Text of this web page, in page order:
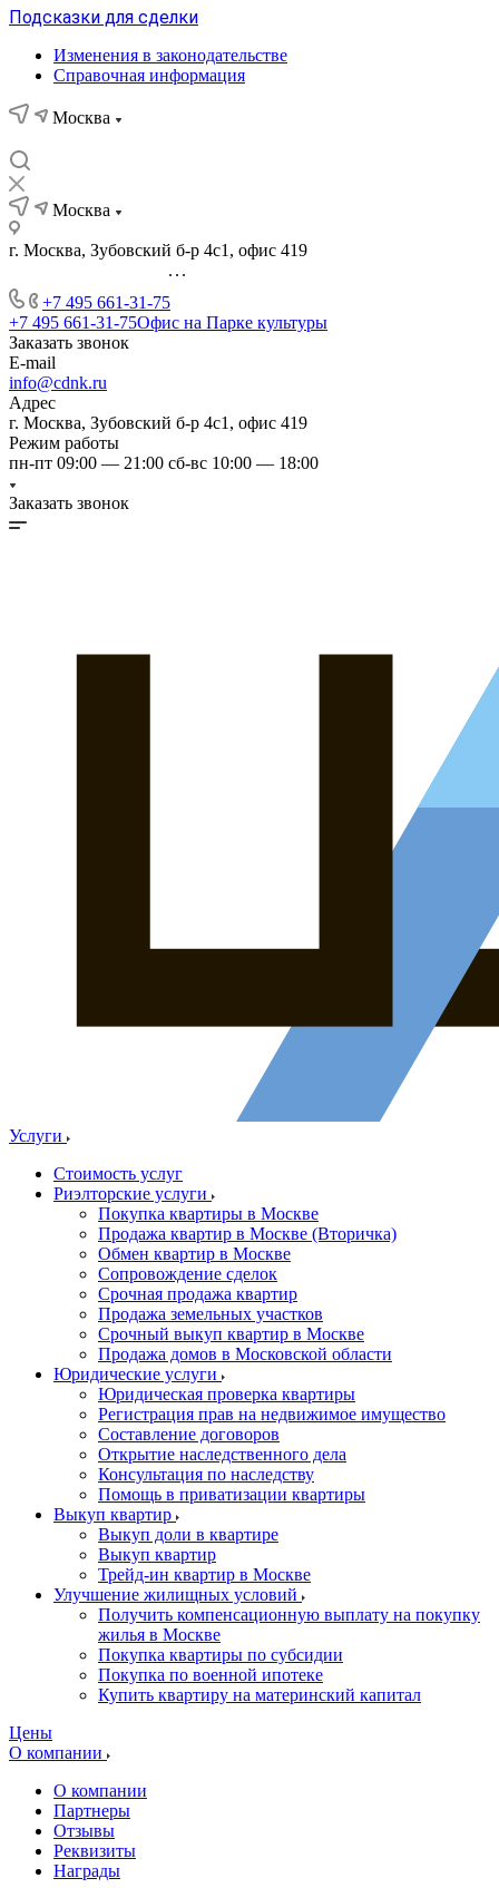
Подсказки для сделки
Изменения в законодательстве
Справочная информация
Москва
Москва
г. Москва, Зубовский б-р 4с1, офис 419
...
+7 495 661-31-75
+7 495 661-31-75Офис на Парке культуры
Заказать звонок
E-mail
info@cdnk.ru
Адрес
г. Москва, Зубовский б-р 4с1, офис 419
Режим работы
пн-пт 09:00 — 21:00 сб-вс 10:00 — 18:00
Заказать звонок
Услуги
Стоимость услуг
Риэлторские услуги
Покупка квартиры в Москве
Продажа квартир в Москве (Вторичка)
Обмен квартир в Москве
Сопровождение сделок
Срочная продажа квартир
Продажа земельных участков
Срочный выкуп квартир в Москве
Продажа домов в Московской области
Юридические услуги
Юридическая проверка квартиры
Регистрация прав на недвижимое имущество
Составление договоров
Открытие наследственного дела
Консультация по наследству
Помощь в приватизации квартиры
Выкуп квартир
Выкуп доли в квартире
Выкуп квартир
Трейд-ин квартир в Москве
Улучшение жилищных условий
Получить компенсационную выплату на покупку
жилья в Москве
Покупка квартиры по субсидии
Покупка по военной ипотеке
Купить квартиру на материнский капитал
Цены
О компании
О компании
Партнеры
Отзывы
Реквизиты
Награды